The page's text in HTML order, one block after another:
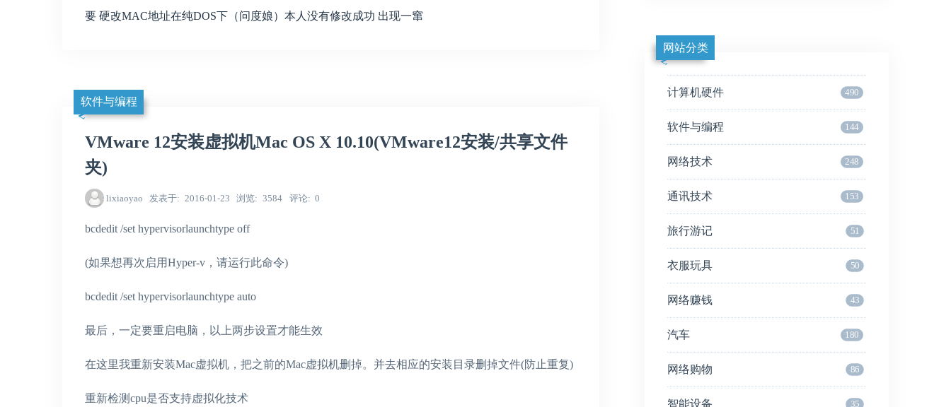
要 硬改MAC地址在纯DOS下（问度娘）本人没有修改成功 出现一窜
软件与编程
VMware 12安装虚拟机Mac OS X 10.10(VMware12安装/共享文件
夹)
lixiaoyao 发表于 2016-01-23 浏览 3584 评论 0
bcdedit /set hypervisorlaunchtype off
(如果想再次启用Hyper-v，请运行此命令)
bcdedit /set hypervisorlaunchtype auto
最后，一定要重启电脑，以上两步设置才能生效
在这里我重新安装Mac虚拟机，把之前的Mac虚拟机删掉。并去相应的安装目录删掉文件(防止重复)
重新检测cpu是否支持虚拟化技术
网站分类
计算机硬件 490
软件与编程 144
网络技术 248
通讯技术 153
旅行游记 51
衣服玩具 50
网络赚钱 43
汽车 180
网络购物 86
智能设备 35